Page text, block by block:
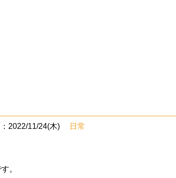
2022/11/24(木) 日常
。